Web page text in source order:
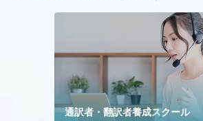
通訳者・翻訳者養成スクール